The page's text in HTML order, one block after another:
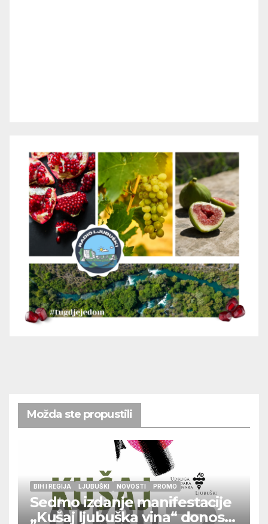
Možda ste propustili
BIH I REGIJA LJUBUŠKI NOVOSTI PROMO
Sedmo izdanje manifestacije
„Kušaj ljubuška vina“ donosi